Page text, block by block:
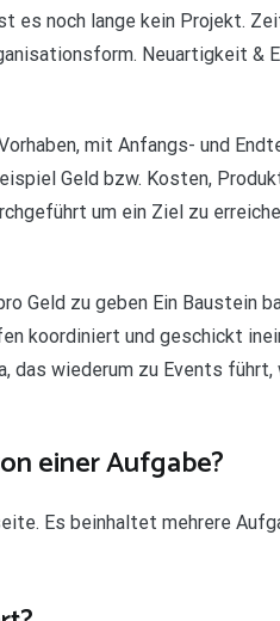
es noch lange kein Projekt.
Neuartigkeit &
mit Anfangs- und
Geld bzw. Kosten,
um ein Ziel zu
Geld zu geben Ein Baustein
koordiniert und geschickt
das wiederum zu Events
einer Aufgabe?
Es beinhaltet mehrere